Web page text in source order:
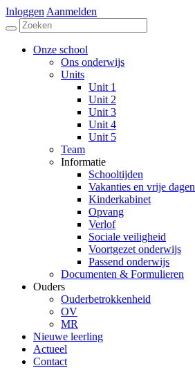
Inloggen Aanmelden
Onze school
Ons onderwijs
Units
Unit 1
Unit 2
Unit 3
Unit 4
Unit 5
Team
Informatie
Schooltijden
Vakanties en vrije dagen
Kinderkabinet
Opvang
Verlof
Sociale veiligheid
Voortgezet onderwijs
Passend onderwijs
Documenten & Formulieren
Ouders
Ouderbetrokkenheid
OV
MR
Nieuwe leerling
Actueel
Contact